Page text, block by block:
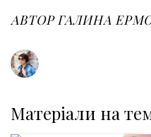
o
k
r
+
I
n
e
s
АВТОР ГАЛИНА
Матеріали на